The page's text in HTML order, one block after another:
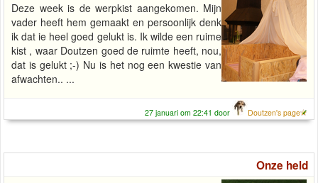
Deze week is de werpkist aangekomen. Mijn
vader heeft hem gemaakt en persoonlijk denk
ik dat ie heel goed gelukt is. Ik wilde een ruime
kist , waar Doutzen goed de ruimte heeft, nou,
dat is gelukt ;-) Nu is het nog een kwestie van
afwachten.. ...
27 januari om 22:41 door Doutzen's page
Onze held